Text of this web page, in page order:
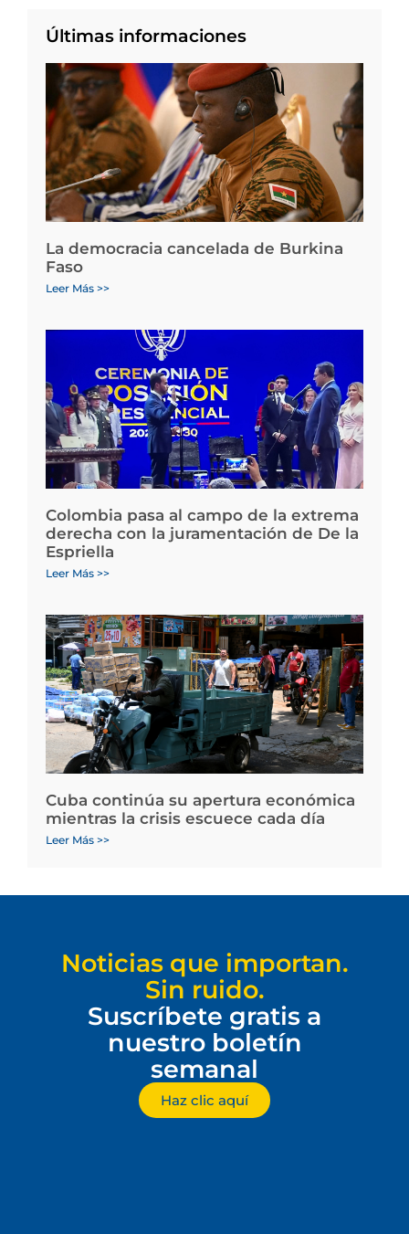
Últimas informaciones
La democracia cancelada de Burkina
Faso
Leer Más >>
Colombia pasa al campo de la extrema
derecha con la juramentación de De la
Espriella
Leer Más >>
Cuba continúa su apertura económica
mientras la crisis escuece cada día
Leer Más >>
Noticias que importan.
Sin ruido.
Suscríbete gratis a
nuestro boletín
semanal
Haz clic aquí